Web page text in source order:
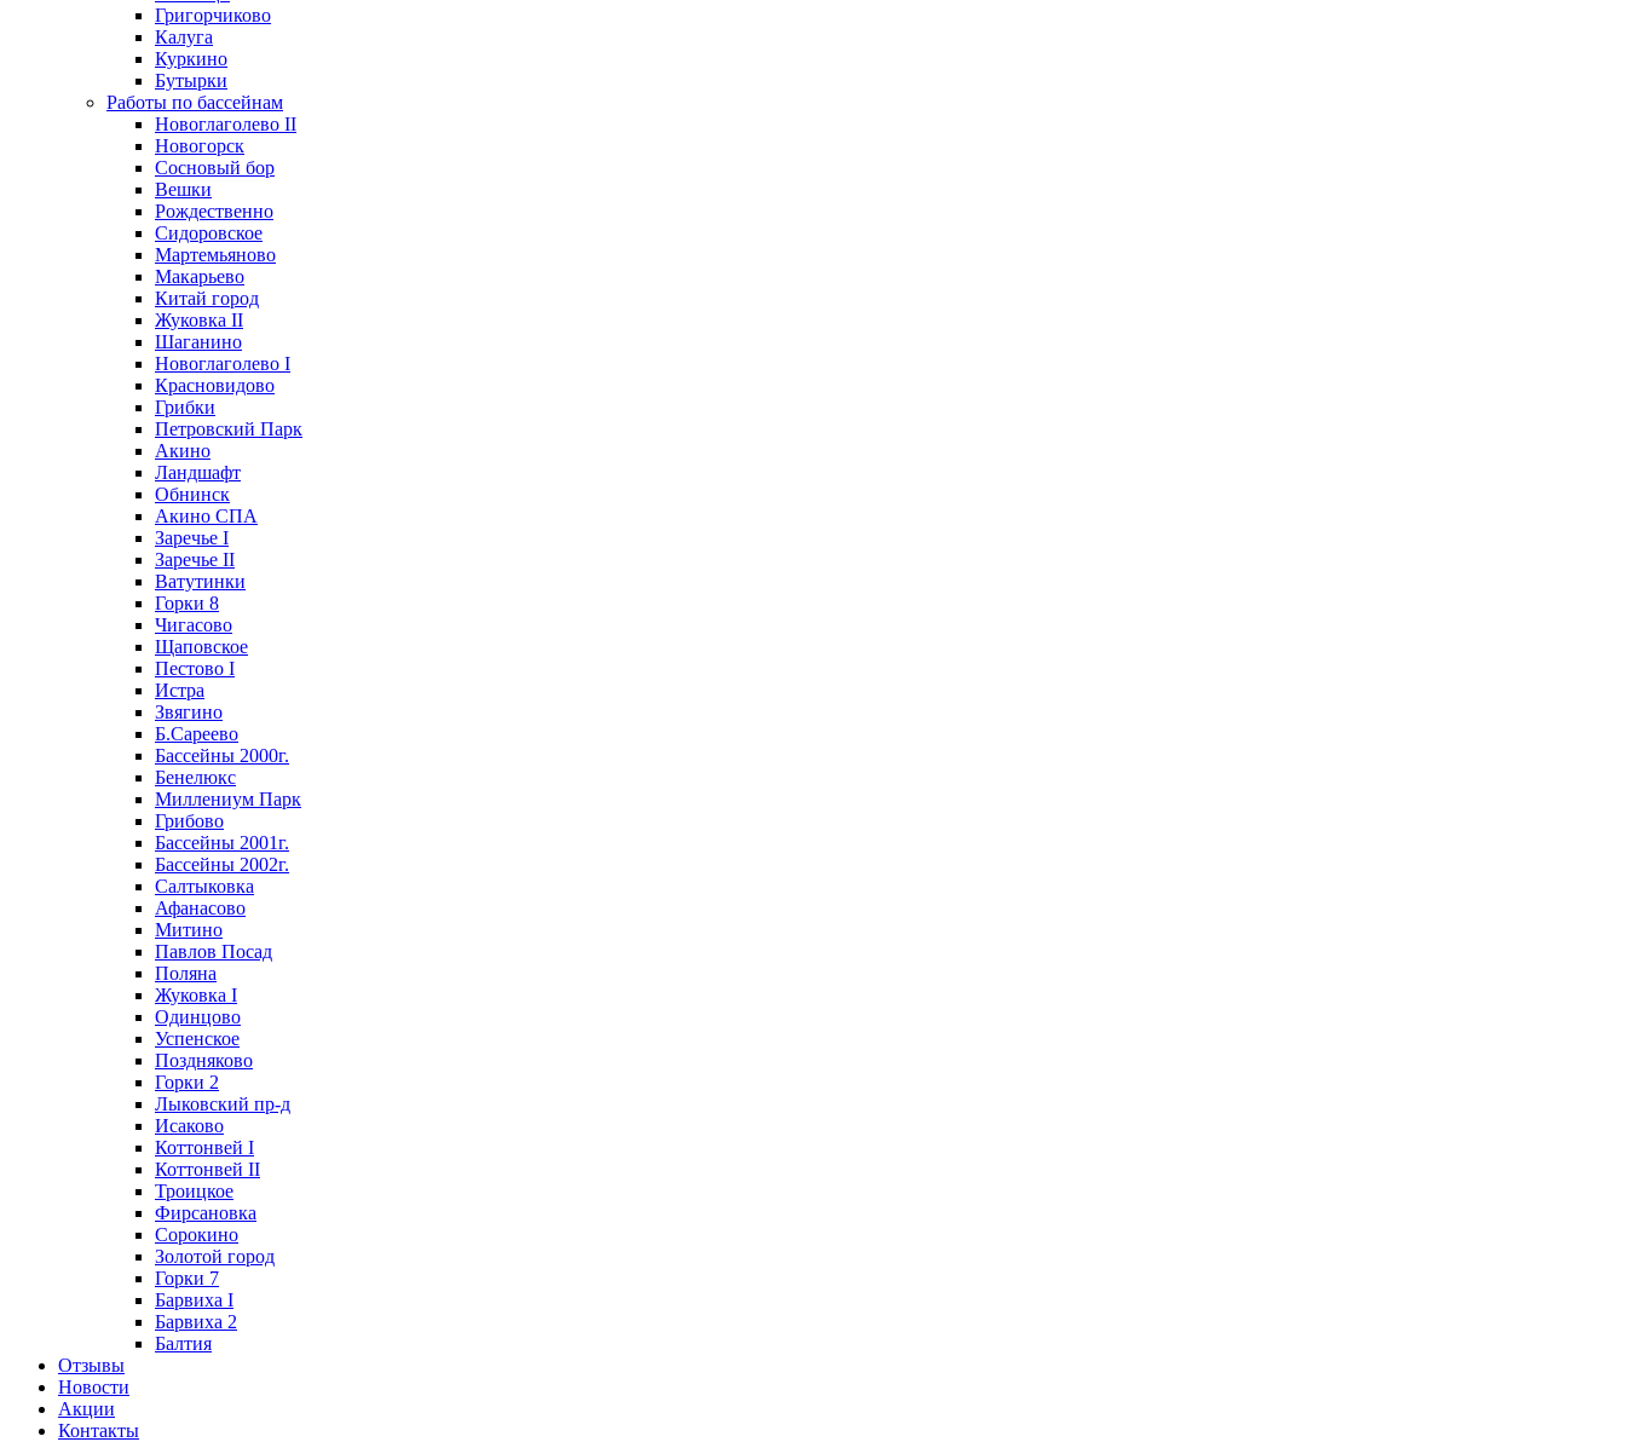
Григорчиково
Калуга
Куркино
Бутырки
Работы по бассейнам
Новоглаголево II
Новогорск
Сосновый бор
Вешки
Рождественно
Сидоровское
Мартемьяново
Макарьево
Китай город
Жуковка II
Шаганино
Новоглаголево I
Красновидово
Грибки
Петровский Парк
Акино
Ландшафт
Обнинск
Акино СПА
Заречье I
Заречье II
Ватутинки
Горки 8
Чигасово
Щаповское
Пестово I
Истра
Звягино
Б.Сареево
Бассейны 2000г.
Бенелюкс
Миллениум Парк
Грибово
Бассейны 2001г.
Бассейны 2002г.
Салтыковка
Афанасово
Митино
Павлов Посад
Поляна
Жуковка I
Одинцово
Успенское
Поздняково
Горки 2
Лыковский пр-д
Исаково
Коттонвей I
Коттонвей II
Троицкое
Фирсановка
Сорокино
Золотой город
Горки 7
Барвиха I
Барвиха 2
Балтия
Отзывы
Новости
Акции
Контакты